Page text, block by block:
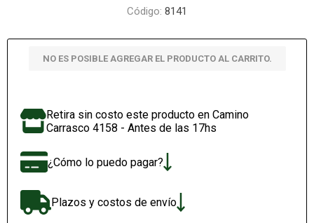
Código: 8141
NO ES POSIBLE AGREGAR EL PRODUCTO AL CARRITO.
Retira sin costo este producto en Camino
Carrasco 4158 - Antes de las 17hs
¿Cómo lo puedo pagar?
Plazos y costos de envío